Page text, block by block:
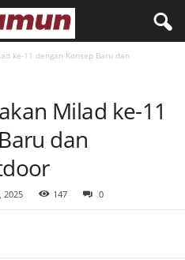
ke-11 dengan Konsep Baru dan
Milad ke-11
dan
2025 147 0